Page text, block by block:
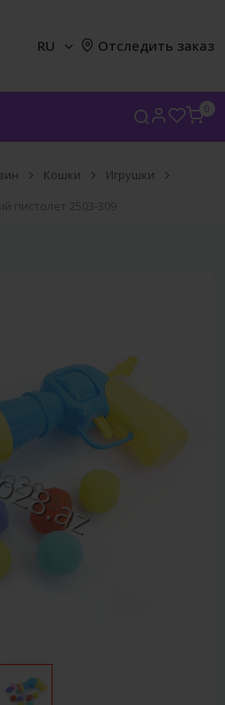
0
RU Отследить заказ
Кошки
Игрушки
пистолет 2503-309